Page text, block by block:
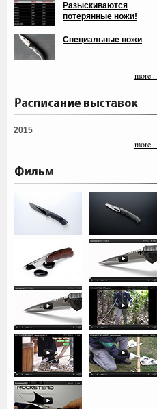
Разыскиваются
потерянные ножи!
Специальные ножи
more...
2015
more...